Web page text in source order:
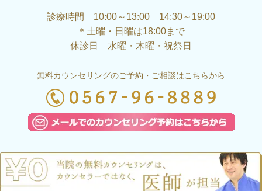
診療時間 10:00～13:00 14:30～19:00
＊土曜・日曜は18:00まで
休診日 水曜・木曜・祝祭日
無料カウンセリングのご予約・ご相談はこちらから